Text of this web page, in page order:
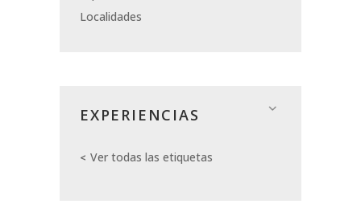
Localidades
EXPERIENCIAS
Ver todas las etiquetas